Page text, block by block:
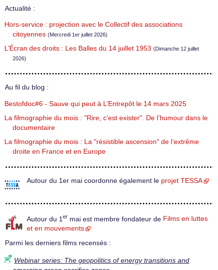
Actualité :
Hors-service : projection avec le Collectif des associations
citoyennes (Mercredi 1er juillet 2026)
L’Écran des droits : Les Balles du 14 juillet 1953 (Dimanche 12 juillet
2026)
Au fil du blog :
Bestofdoc#6 - Sauve qui peut à L’Entrepôt le 14 mars 2025
La filmographie du mois : "Rire, c’est exister". De l’humour dans le
documentaire
La filmographie du mois : La "résistible ascension" de l’extrême
droite en France et en Europe
Autour du 1er mai coordonne également le projet TESSA
Autour du 1 er mai est membre fondateur de Films en luttes
et en mouvements
Parmi les derniers films recensés :
Webinar series: The geopolitics of energy transitions and